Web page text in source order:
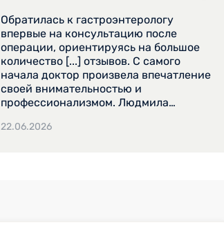
Обратилась к гастроэнтерологу
впервые на консультацию после
операции, ориентируясь на большое
количество [...] отзывов. С самого
начала доктор произвела впечатление
своей внимательностью и
профессионализмом. Людмила
предоставленные анализы, а
22.06.2026